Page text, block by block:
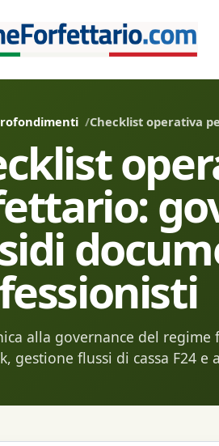
Checklist operativa
alla governance del
gestione flussi di cassa F24